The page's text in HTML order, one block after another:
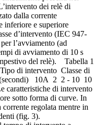
dei relè di
dalla corrente
inferiore e superiore
d’intervento (IEC 947-
l’avviamento (ad
di avviamento di 10 s
del relè). Tabella 1
di intervento Classe di
10A 2 2 - 10 10
di intervento
sotto forma di curve. In
regolata mentre in
(fig. 3).